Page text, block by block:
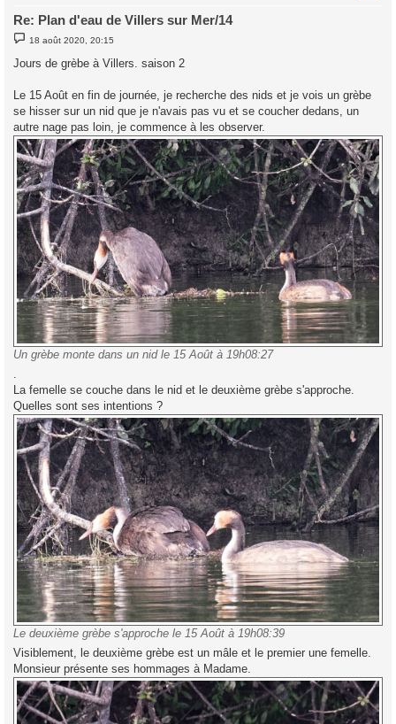
Re: Plan d'eau de Villers sur Mer/14
M
e
s
g
e
18 août 2020, 20:15
Jours de grèbe à Villers. saison 2
Le 15 Août en fin de journée, je recherche des nids et je vois un grèbe
se hisser sur un nid que je n'avais pas vu et se coucher dedans, un
autre nage pas loin, je commence à les observer.
Un grèbe monte dans un nid le 15 Août à 19h08:27
La femelle se couche dans le nid et le deuxième grèbe s'approche.
Quelles sont ses intentions ?
Le deuxième grèbe s'approche le 15 Août à 19h08:39
Visiblement, le deuxième grèbe est un mâle et le premier une femelle.
Monsieur présente ses hommages à Madame.